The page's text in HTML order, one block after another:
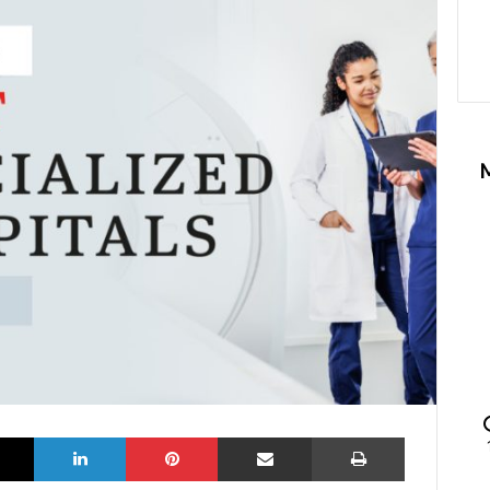
X LinkedIn Pinterest Partilhar via Email Imprimir